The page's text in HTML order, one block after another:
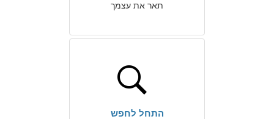
תאר את עצמך
התחל לחפש